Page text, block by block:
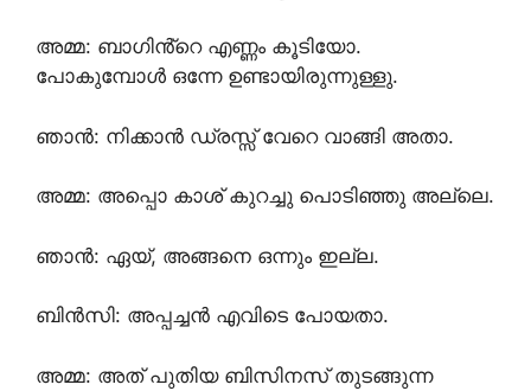
അമ്മ: ബാഗിൻ്റെ എണ്ണം കൂടിയോ.
പോകുമ്പോൾ ഒന്നേ ഉണ്ടായിരുന്നുള്ളു.
ഞാൻ: നിക്കാൻ ഡ്രസ്സ്‌ വേറെ വാങ്ങി അതാ.
അമ്മ: അപ്പൊ കാശ് കുറച്ചു പൊടിഞ്ഞു അല്ലെ.
ഞാൻ: ഏയ്‌, അങ്ങനെ ഒന്നും ഇല്ല.
ബിൻസി: അപ്പച്ചൻ എവിടെ പോയതാ.
അമ്മ: അത് പുതിയ ബിസിനസ് തുടങ്ങുന്ന